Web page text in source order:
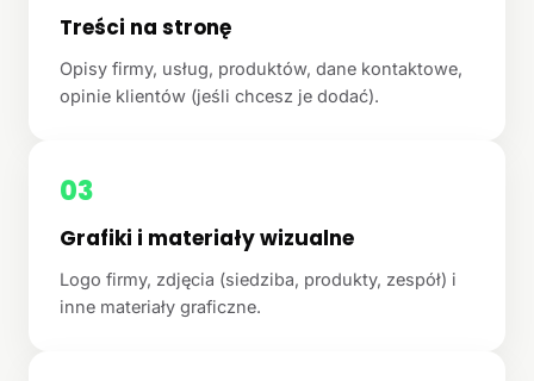
Treści na stronę
Opisy firmy, usług, produktów, dane kontaktowe,
opinie klientów (jeśli chcesz je dodać).
03
Grafiki i materiały wizualne
Logo firmy, zdjęcia (siedziba, produkty, zespół) i
inne materiały graficzne.